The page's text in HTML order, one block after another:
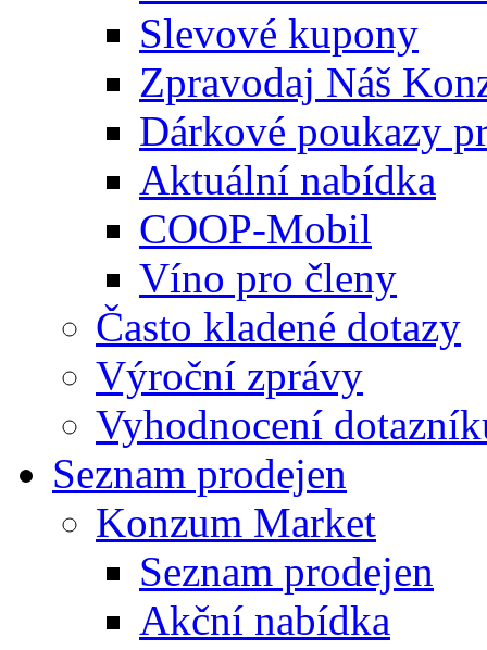
Slevové kupony
Zpravodaj Náš
Dárkové poukazy
Aktuální nabídka
COOP-Mobil
Víno pro členy
Často kladené dotazy
Výroční zprávy
Vyhodnocení
Seznam prodejen
Konzum Market
Seznam prodejen
Akční nabídka